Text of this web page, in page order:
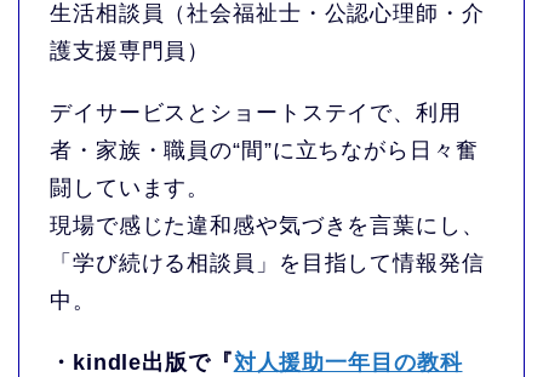
生活相談員（社会福祉士・公認心理師・介
護支援専門員）
デイサービスとショートステイで、利用
者・家族・職員の“間”に立ちながら日々奮
闘しています。
現場で感じた違和感や気づきを言葉にし、
「学び続ける相談員」を目指して情報発信
中。
・kindle出版で『対人援助一年目の教科